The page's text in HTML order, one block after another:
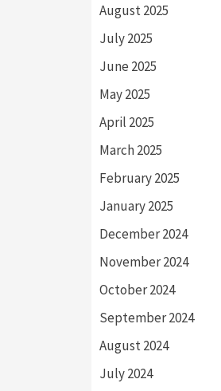
August 2025
July 2025
June 2025
May 2025
April 2025
March 2025
February 2025
January 2025
December 2024
November 2024
October 2024
September 2024
August 2024
July 2024